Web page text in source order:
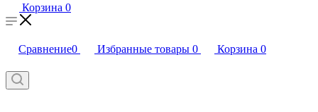
Корзина 0
Сравнение0 Избранные товары 0 Корзина 0